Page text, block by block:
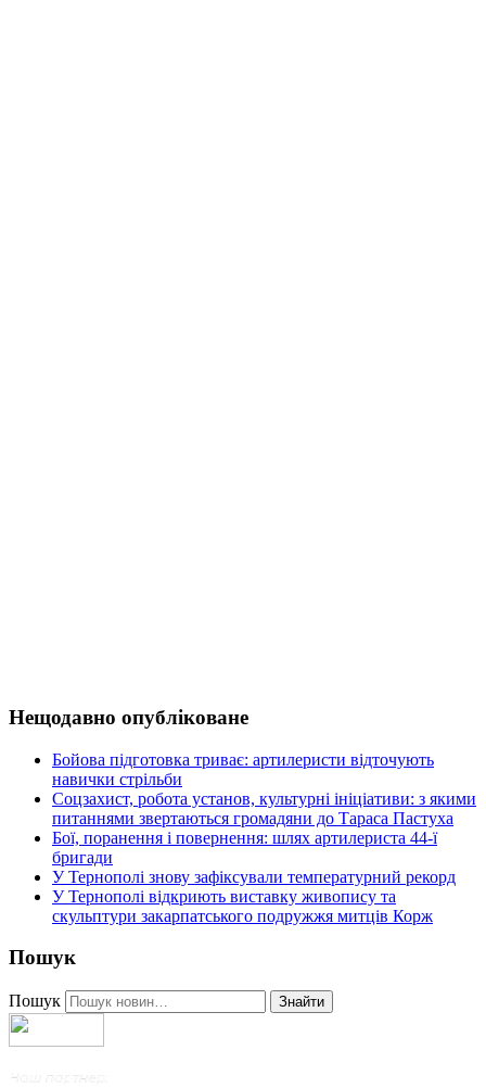
Нещодавно опубліковане
Бойова підготовка триває: артилеристи відточують
навички стрільби
Соцзахист, робота установ, культурні ініціативи: з якими
питаннями звертаються громадяни до Тараса Пастуха
Бої, поранення і повернення: шлях артилериста 44-ї
бригади
У Тернополі знову зафіксували температурний рекорд
У Тернополі відкриють виставку живопису та
скульптури закарпатського подружжя митців Корж
Пошук
Пошук Знайти